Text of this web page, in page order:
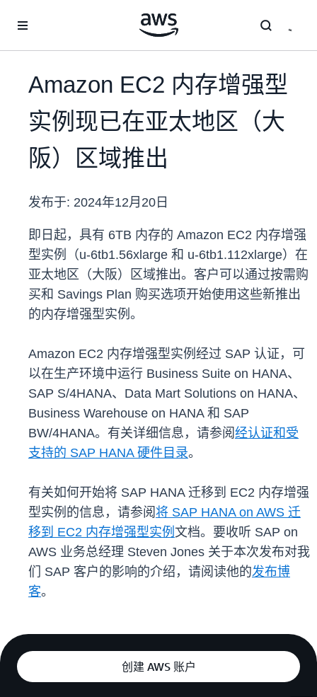
Amazon EC2 内存增强型
实例现已在亚太地区（大
阪）区域推出
发布于: 2024年12月20日
即日起，具有 6TB 内存的 Amazon EC2 内存增强
型实例（u-6tb1.56xlarge 和 u-6tb1.112xlarge）在
亚太地区（大阪）区域推出。客户可以通过按需购
买和 Savings Plan 购买选项开始使用这些新推出
的内存增强型实例。
Amazon EC2 内存增强型实例经过 SAP 认证，可
以在生产环境中运行 Business Suite on HANA、
SAP S/4HANA、Data Mart Solutions on HANA、
Business Warehouse on HANA 和 SAP
BW/4HANA。有关详细信息，请参阅 经认证和受
支持的 SAP HANA 硬件目录。
有关如何开始将 SAP HANA 迁移到 EC2 内存增强
型实例的信息，请参阅 将 SAP HANA on AWS 迁
移到 EC2 内存增强型实例 文档。要收听 SAP on
AWS 业务总经理 Steven Jones 关于本次发布对我
们 SAP 客户的影响的介绍，请阅读他的发布博
客。
创建 AWS 账户